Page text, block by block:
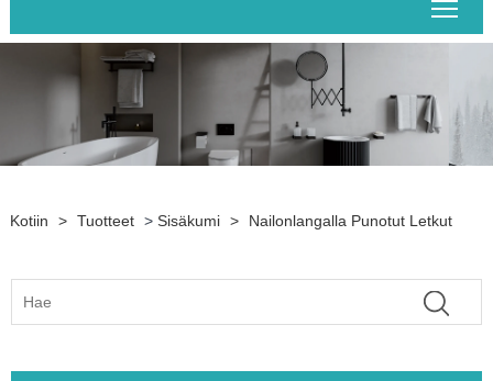
Kotiin > Tuotteet > Sisäkumi > Nailonlangalla Punotut Letkut